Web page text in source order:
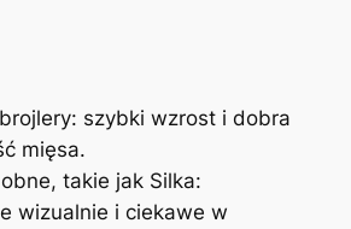
szybki wzrost i dobra
mięsa.
takie jak Silka:
wizualnie i ciekawe w